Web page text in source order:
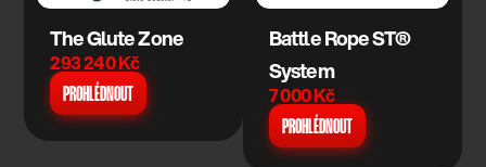
The Glute Zone
293 240 Kč
PROHLÉDNOUT
Battle Rope ST®
System
7 000 Kč
PROHLÉDNOUT